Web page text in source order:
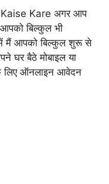
Kare अगर आप
बिल्कुल भी
में मैं आपको बिल्कुल शुरू से
घर बैठे मोबाइल या
लिए ऑनलाइन आवेदन